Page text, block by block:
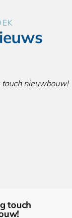
touch